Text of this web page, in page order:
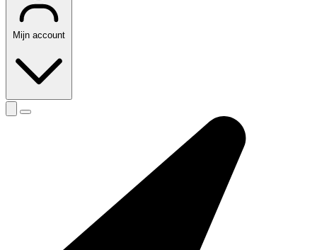
Mijn account